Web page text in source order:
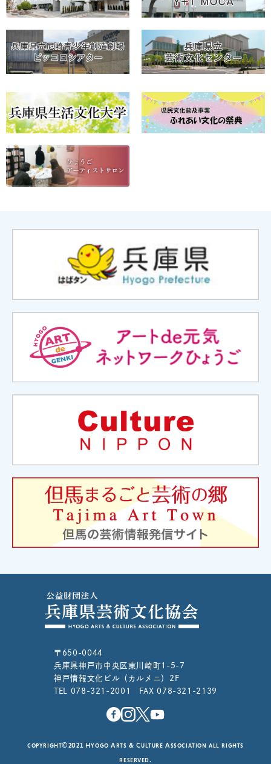
〒650-0044
兵庫県神戸市中央区東川崎町1-5-7
神戸情報文化ビル（カルメニ）2F
TEL 078-321-2001 FAX 078-321-2139
copyright©2021 Hyogo Arts & Culture Association all rights
reserved.